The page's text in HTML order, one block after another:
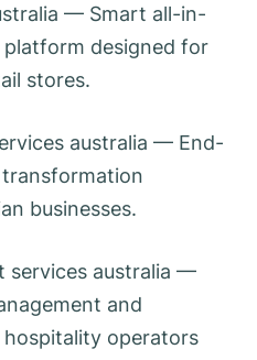
— Smart all-in-
platform designed for
stores.
australia — End-
businesses.
services australia —
and
operators